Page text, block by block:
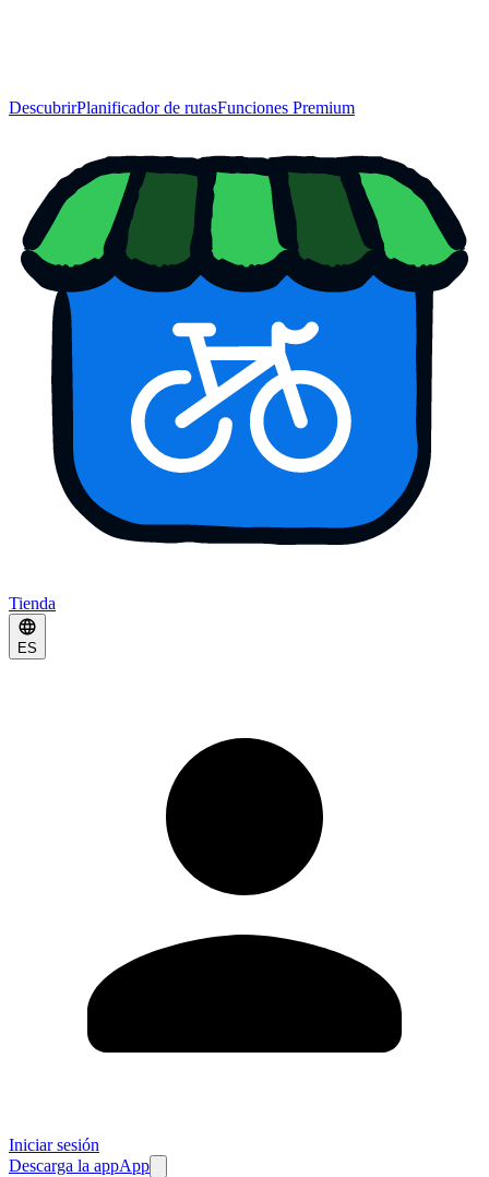
DescubrirPlanificador de rutasFunciones Premium
Tienda
ES
Iniciar sesión
Descarga la appApp